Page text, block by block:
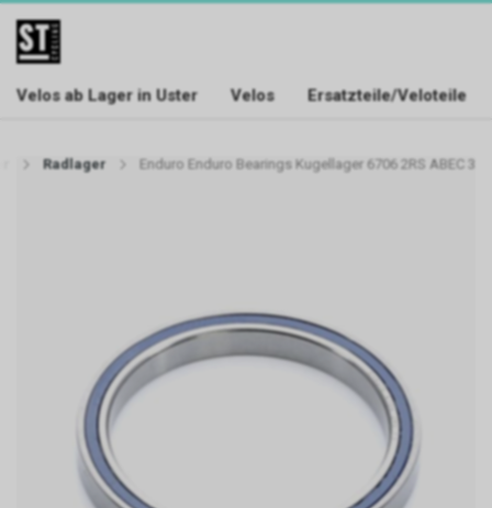
Velos ab Lager in Uster Velos Ersatzteile/Veloteile
Radlager Enduro Enduro Bearings Kugellager 6706 2RS ABEC 3